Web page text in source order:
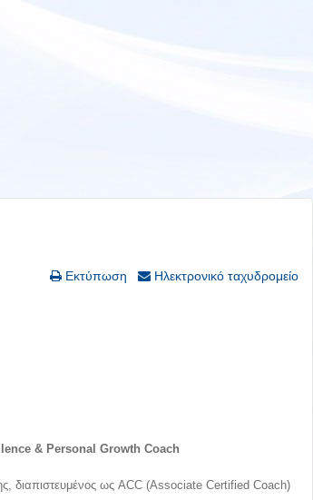
Εκτύπωση Ηλεκτρονικό ταχυδρομείο
& Personal Growth Coach
διαπιστευμένος ως ACC (Associate Certified Coach)